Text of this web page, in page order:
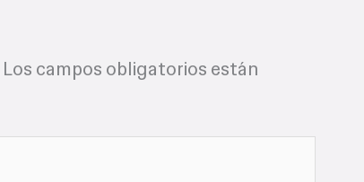
Los campos obligatorios están